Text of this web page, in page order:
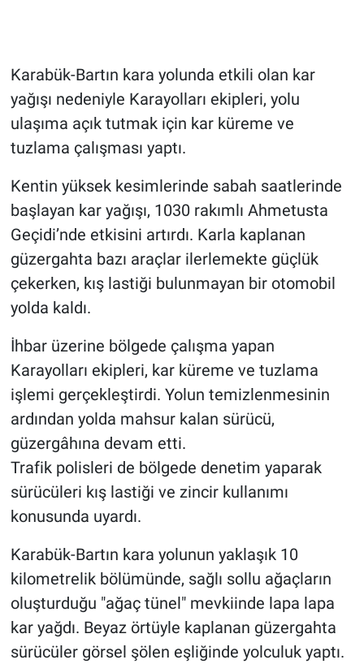
Karabük-Bartın kara yolunda etkili olan kar
yağışı nedeniyle Karayolları ekipleri, yolu
ulaşıma açık tutmak için kar küreme ve
tuzlama çalışması yaptı.
Kentin yüksek kesimlerinde sabah saatlerinde
başlayan kar yağışı, 1030 rakımlı Ahmetusta
Geçidi’nde etkisini artırdı. Karla kaplanan
güzergahta bazı araçlar ilerlemekte güçlük
çekerken, kış lastiği bulunmayan bir otomobil
yolda kaldı.
İhbar üzerine bölgede çalışma yapan
Karayolları ekipleri, kar küreme ve tuzlama
işlemi gerçekleştirdi. Yolun temizlenmesinin
ardından yolda mahsur kalan sürücü,
güzergâhına devam etti.
Trafik polisleri de bölgede denetim yaparak
sürücüleri kış lastiği ve zincir kullanımı
konusunda uyardı.
Karabük-Bartın kara yolunun yaklaşık 10
kilometrelik bölümünde, sağlı sollu ağaçların
oluşturduğu "ağaç tünel" mevkiinde lapa lapa
kar yağdı. Beyaz örtüyle kaplanan güzergahta
sürücüler görsel şölen eşliğinde yolculuk yaptı.